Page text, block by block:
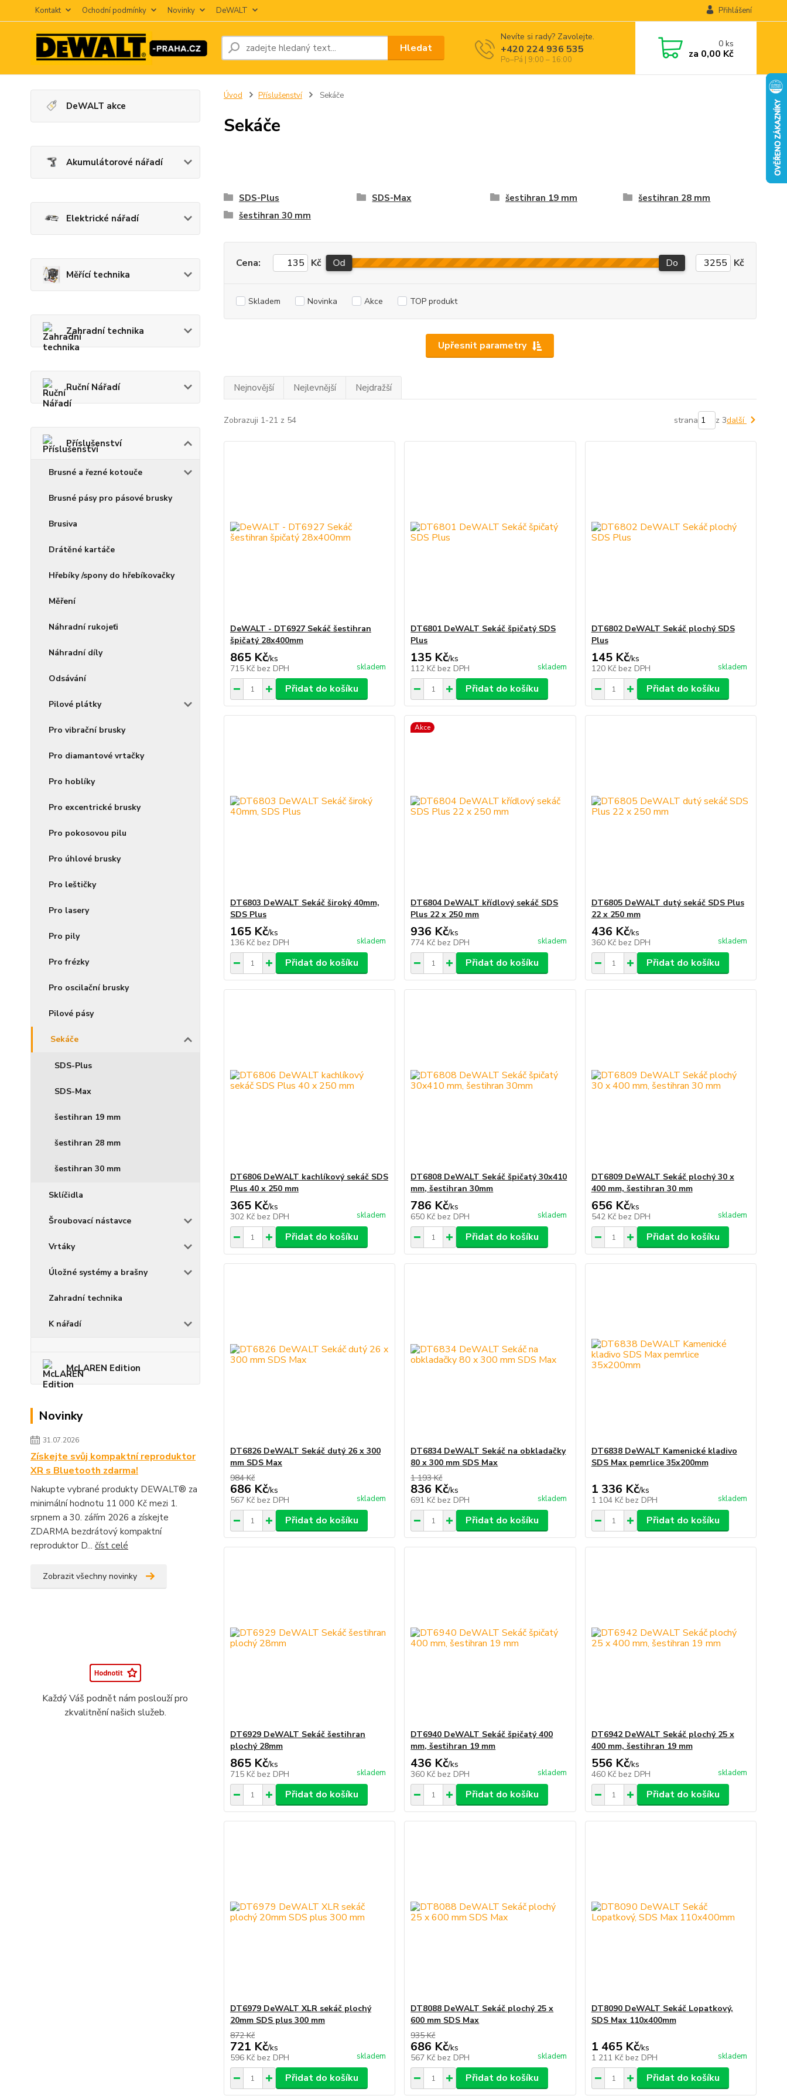
Kontakt Ochodní podmínky Novinky DeWALT Přihlášení
Hledat
Nevíte si rady? Zavolejte.
+420 224 936 535
Po–Pá | 9:00 – 16:00
0ks
za 0,00 Kč
DeWALT akce
Akumulátorové nářadí
Elektrické nářadí
Měřící technika
Zahradní technika
Ruční Nářadí
Příslušenství
Brusné a řezné kotouče
Brusné pásy pro pásové brusky
Brusiva
Drátěné kartáče
Hřebíky /spony do hřebíkovačky
Měření
Náhradní rukojeťi
Náhradní díly
Odsávání
Pilové plátky
Pro vibrační brusky
Pro diamantové vrtačky
Pro hoblíky
Pro excentrické brusky
Pro pokosovou pilu
Pro úhlové brusky
Pro leštičky
Pro lasery
Pro pily
Pro frézky
Pro oscilační brusky
Pilové pásy
Sekáče
SDS-Plus
SDS-Max
šestihran 19 mm
šestihran 28 mm
šestihran 30 mm
Sklíčidla
Šroubovací nástavce
Vrtáky
Úložné systémy a brašny
Zahradní technika
K nářadí
McLAREN Edition
Novinky
31.07.2026
Získejte svůj kompaktní reproduktor
XR s Bluetooth zdarma!
Nakupte vybrané produkty DEWALT® za
minimální hodnotu 11 000 Kč mezi 1.
srpnem a 30. zářím 2026 a získejte
ZDARMA bezdrátový kompaktní
reproduktor D... číst celé
Zobrazit všechny novinky
Každý Váš podnět nám poslouží pro
zkvalitnění našich služeb.
Úvod Příslušenství Sekáče
Sekáče
SDS-Plus SDS-Max šestihran 19 mm
šestihran 28 mm
šestihran 30 mm
Upřesnit parametry
Cena: Kč Od Do Kč
Skladem Novinka Akce TOP produkt
Nejnovější Nejlevnější Nejdražší
Zobrazuji 1-21 z 54 strana z 3další
DeWALT - DT6927 Sekáč šestihran
špičatý 28x400mm
865 Kč/ks
715 Kč bez DPH skladem
Přidat do košíku
DT6801 DeWALT Sekáč špičatý SDS
Plus
135 Kč/ks
112 Kč bez DPH skladem
Přidat do košíku
DT6802 DeWALT Sekáč plochý SDS
Plus
145 Kč/ks
120 Kč bez DPH skladem
Přidat do košíku
DT6803 DeWALT Sekáč široký 40mm,
SDS Plus
165 Kč/ks
136 Kč bez DPH skladem
Přidat do košíku
Akce
DT6804 DeWALT křídlový sekáč SDS
Plus 22 x 250 mm
936 Kč/ks
774 Kč bez DPH skladem
Přidat do košíku
DT6805 DeWALT dutý sekáč SDS Plus
22 x 250 mm
436 Kč/ks
360 Kč bez DPH skladem
Přidat do košíku
DT6806 DeWALT kachlíkový sekáč SDS
Plus 40 x 250 mm
365 Kč/ks
302 Kč bez DPH skladem
Přidat do košíku
DT6808 DeWALT Sekáč špičatý 30x410
mm, šestihran 30mm
786 Kč/ks
650 Kč bez DPH skladem
Přidat do košíku
DT6809 DeWALT Sekáč plochý 30 x
400 mm, šestihran 30 mm
656 Kč/ks
542 Kč bez DPH skladem
Přidat do košíku
DT6826 DeWALT Sekáč dutý 26 x 300
mm SDS Max
984 Kč
686 Kč/ks
567 Kč bez DPH skladem
Přidat do košíku
DT6834 DeWALT Sekáč na obkladačky
80 x 300 mm SDS Max
1 193 Kč
836 Kč/ks
691 Kč bez DPH skladem
Přidat do košíku
DT6838 DeWALT Kamenické kladivo
SDS Max pemrlice 35x200mm
1 336 Kč/ks
1 104 Kč bez DPH skladem
Přidat do košíku
DT6929 DeWALT Sekáč šestihran
plochý 28mm
865 Kč/ks
715 Kč bez DPH skladem
Přidat do košíku
DT6940 DeWALT Sekáč špičatý 400
mm, šestihran 19 mm
436 Kč/ks
360 Kč bez DPH skladem
Přidat do košíku
DT6942 DeWALT Sekáč plochý 25 x
400 mm, šestihran 19 mm
556 Kč/ks
460 Kč bez DPH skladem
Přidat do košíku
DT6979 DeWALT XLR sekáč plochý
20mm SDS plus 300 mm
872 Kč
721 Kč/ks
596 Kč bez DPH skladem
Přidat do košíku
DT8088 DeWALT Sekáč plochý 25 x
600 mm SDS Max
935 Kč
686 Kč/ks
567 Kč bez DPH skladem
Přidat do košíku
DT8090 DeWALT Sekáč Lopatkový,
SDS Max 110x400mm
1 465 Kč/ks
1 211 Kč bez DPH skladem
Přidat do košíku